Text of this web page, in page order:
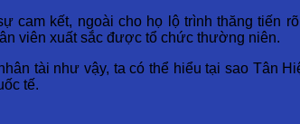
cam kết, ngoài cho họ lộ trình thăng tiến
viên xuất sắc được tổ chức thường niên.
tài như vậy, ta có thể hiểu tại sao Tân
tế.